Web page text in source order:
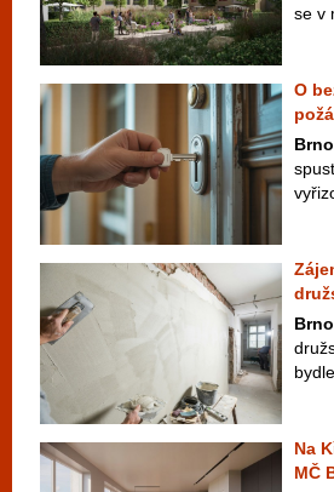
se v
O
Na
MČ